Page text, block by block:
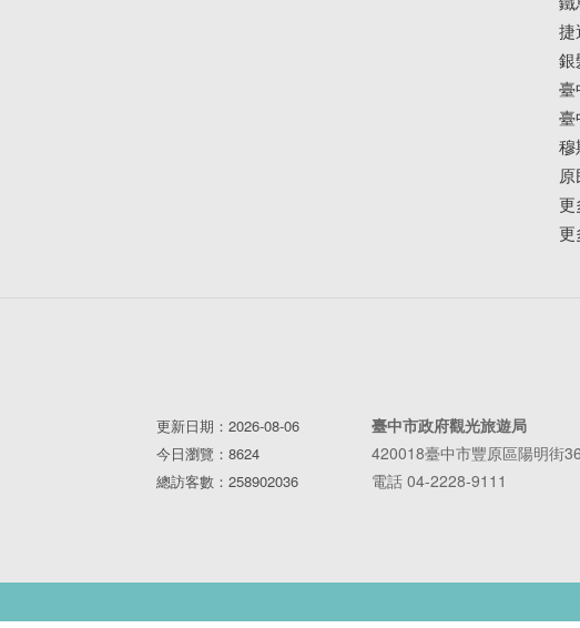
捷
銀
臺
臺
穆
更
更
更新日期：2026-08-06
今日瀏覽：8624
總訪客數：258902036
臺中市政府觀光旅遊局
420018臺中市豐原區陽明街
電話 04-2228-9111